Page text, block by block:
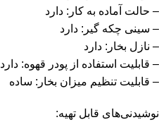
– حالت آماده به کار: دارد
– سینی چکه گیر: دارد
– نازل بخار: دارد
– قابلیت استفاده از پودر قهوه: دارد
– قابلیت تنظیم میزان بخار: ساده
نوشیدنی‌های قابل تهیه: